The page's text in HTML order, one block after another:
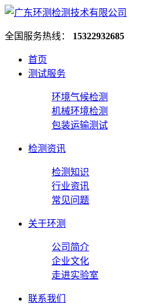
全国服务热线： 15322932685
首页
测试服务
环境气候检测
机械环境检测
包装运输测试
检测资讯
检测知识
行业资讯
常见问题
关于环测
公司简介
企业文化
走进实验室
联系我们